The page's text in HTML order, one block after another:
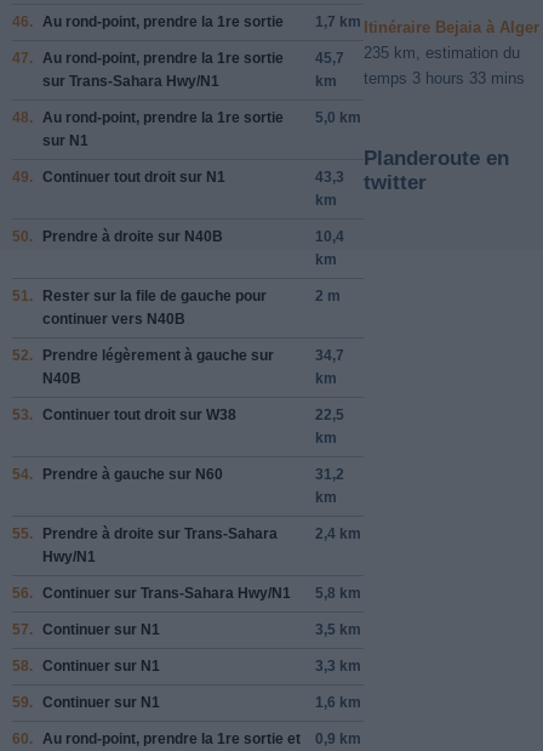
46. Au rond-point, prendre la 1re sortie 1,7 km
47. Au rond-point, prendre la 1re sortie
sur Trans-Sahara Hwy/N1
45,7
km
48. Au rond-point, prendre la 1re sortie
sur N1
5,0 km
49. Continuer tout droit sur N1
43,3
km
50. Prendre à droite sur N40B
10,4
km
51. Rester sur la file de gauche pour
continuer vers N40B
2 m
52. Prendre légèrement à gauche sur
N40B
34,7
km
53. Continuer tout droit sur W38
22,5
km
54. Prendre à gauche sur N60
31,2
km
55. Prendre à droite sur Trans-Sahara
Hwy/N1
2,4 km
56. Continuer sur Trans-Sahara Hwy/N1 5,8 km
57. Continuer sur N1 3,5 km
58. Continuer sur N1 3,3 km
59. Continuer sur N1 1,6 km
60. Au rond-point, prendre la 1re sortie et
0,9 km
Itinéraire Bejaia à Alger
235 km, estimation du
temps 3 hours 33 mins
Planderoute en
twitter